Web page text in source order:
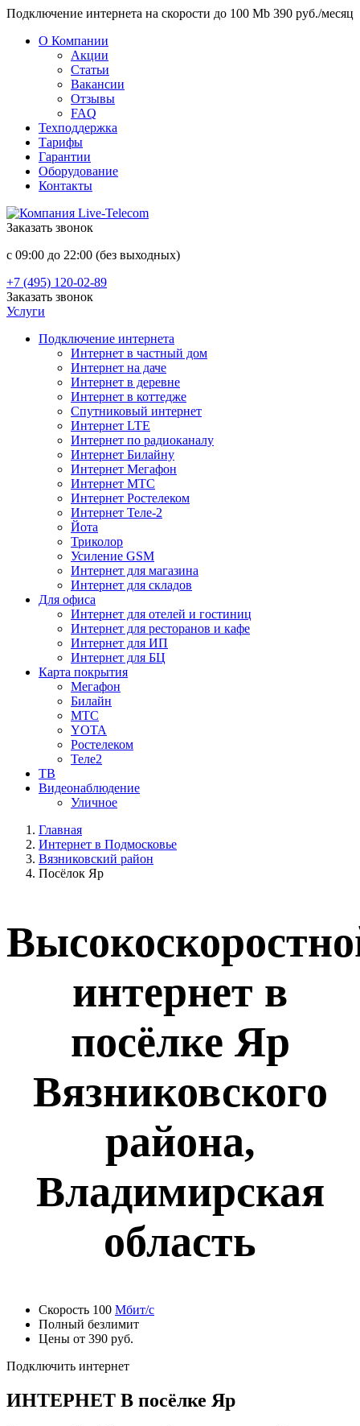
Подключение интернета на скорости до 100 Mb 390 руб./месяц
О Компании
Акции
Статьи
Вакансии
Отзывы
FAQ
Техподдержка
Тарифы
Гарантии
Оборудование
Контакты
Заказать звонок
с 09:00 до 22:00 (без выходных)
+7 (495) 120-02-89
Заказать звонок
Услуги
Подключение интернета
Интернет в частный дом
Интернет на даче
Интернет в деревне
Интернет в коттедже
Спутниковый интернет
Интернет LTE
Интернет по радиоканалу
Интернет Билайну
Интернет Мегафон
Интернет МТС
Интернет Ростелеком
Интернет Теле-2
Йота
Триколор
Усиление GSM
Интернет для магазина
Интернет для складов
Для офиса
Интернет для отелей и гостиниц
Интернет для ресторанов и кафе
Интернет для ИП
Интернет для БЦ
Карта покрытия
Мегафон
Билайн
МТС
YOTA
Ростелеком
Теле2
ТВ
Видеонаблюдение
Уличное
Главная
Интернет в Подмосковье
Вязниковский район
Посёлок Яр
интернет в
посёлке Яр
Вязниковского
района,
Владимирская
область
Скорость 100 Мбит/с
Полный безлимит
Цены от 390 руб.
Подключить интернет
ИНТЕРНЕТ В посёлке Яр